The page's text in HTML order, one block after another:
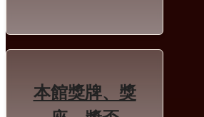
本館獎牌、獎